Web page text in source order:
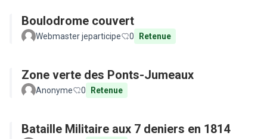
Boulodrome couvert
Webmaster jeparticipe 0 Retenue
Zone verte des Ponts-Jumeaux
Anonyme 0 Retenue
Bataille Militaire aux 7 deniers en 1814